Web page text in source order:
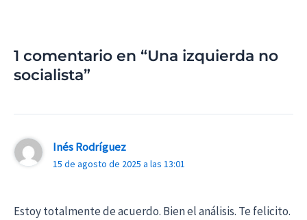
1 comentario en “Una izquierda no
socialista”
Inés Rodríguez
15 de agosto de 2025 a las 13:01
Estoy totalmente de acuerdo. Bien el análisis. Te felicito.